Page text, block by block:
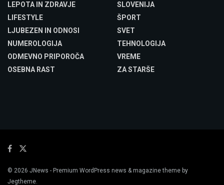
LEPOTA IN ZDRAVJE
LIFESTYLE
LJUBEZEN IN ODNOSI
NUMEROLOGIJA
ODMEVNO PRIPOROČA
OSEBNA RAST
SLOVENIJA
ŠPORT
SVET
TEHNOLOGIJA
VREME
ZA STARŠE
© 2026 JNews - Premium WordPress news & magazine theme by
Jegtheme.